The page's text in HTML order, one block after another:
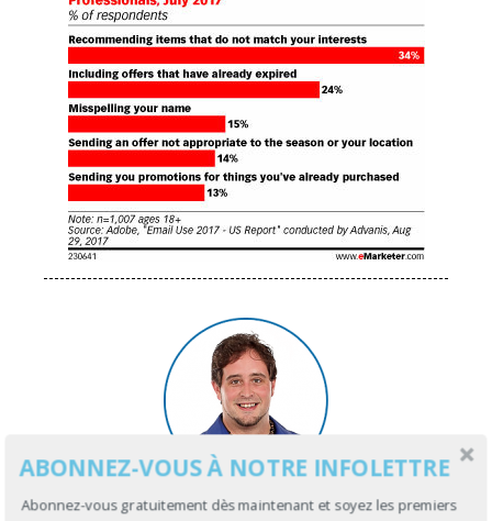
Francis Sauvé
ABONNEZ-VOUS À NOTRE INFOLETTRE
Abonnez-vous gratuitement dès maintenant et soyez les premiers